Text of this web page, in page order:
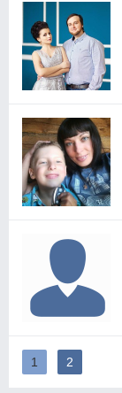
1 2